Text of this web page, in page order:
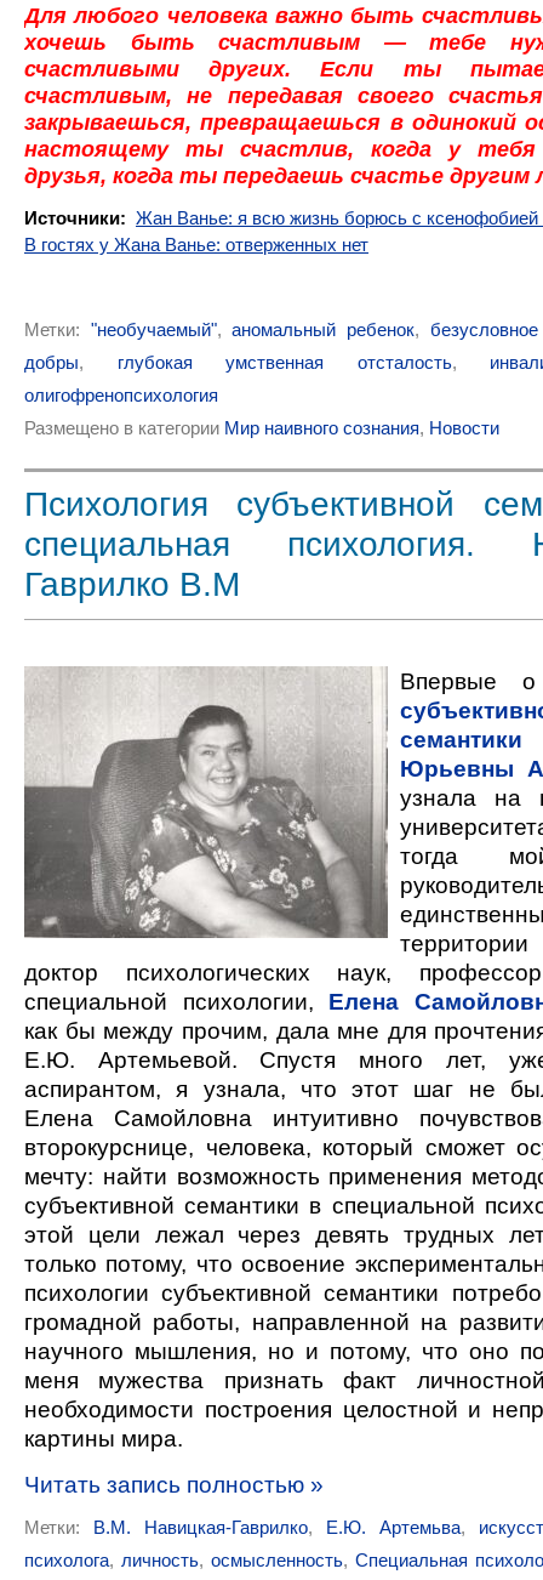
Для любого человека важно быть
хочешь быть счастливым — тебе
счастливыми других. Если ты
счастливым, не передавая своего
закрываешься, превращаешься в одинокий
настоящему ты счастлив, когда у тебя
друзья, когда ты передаешь счастье другим
Источники: Жан Ванье: я всю жизнь борюсь с ксенофобией
В гостях у Жана Ванье: отверженных нет
Метки: "необучаемый",аномальный ребенок,
добры, глубокая умственная отсталость,
олигофренопсихология
Размещено в категории Мир наивного сознания, Новости
Психология субъективной
специальная психология.
Гаврилко В.М
Впервые
семантики
Юрьевны
узнала на
тогда
доктор психологических наук,
специальной психологии, Елена
как бы между прочим, дала мне для
Е.Ю. Артемьевой. Спустя много лет,
аспирантом,я узнала, что этот шаг не
Елена Самойловна интуитивно
второкурснице, человека, который сможет
мечту: найти возможность применения
субъективной семантики в специальной
этой цели лежал через девять трудных
только потому, что освоение
психологии субъективной семантики
громадной работы, направленной на
научного мышления, но и потому, что оно
меня мужества признать факт
необходимости построения целостной и
картины мира.
Читать запись полностью »
Метки: В.М. Навицкая-Гаврилко, Е.Ю. Артемьва,
психолога, личность, осмысленность, Специальная